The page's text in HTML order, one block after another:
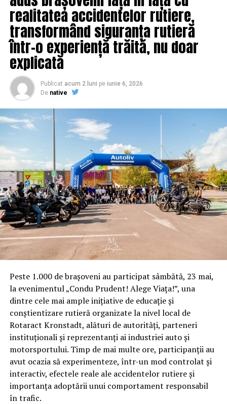
NU RATATI
Nu merg la muncă, dar merg la vot | IasiAZI.ro
realitatea accidentelor rutiere,
transformând siguranța rutieră
într-o experiență trăită, nu doar
explicată
Publicat acum 2 luni pe iunie 6, 2026
De native
Peste 1.000 de brașoveni au participat sâmbătă, 23 mai,
la evenimentul „Condu Prudent! Alege Viața!”, una
dintre cele mai ample inițiative de educație și
conștientizare rutieră organizate la nivel local de
Rotaract Kronstadt, alături de autorități, parteneri
instituționali și reprezentanți ai industriei auto și
motorsportului. Timp de mai multe ore, participanții au
avut ocazia să experimenteze, într-un mod controlat și
interactiv, efectele reale ale accidentelor rutiere și
importanța adoptării unui comportament responsabil
în trafic.